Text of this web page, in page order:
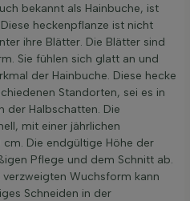
bekannt als Hainbuche, ist
heckenpflanze ist nicht
ihre Blätter. Die Blätter sind
Sie fühlen sich glatt an und
der Hainbuche. Diese hecke
Standorten, sei es in
der Halbschatten. Die
mit einer jährlichen
Die endgültige Höhe der
Pflege und dem Schnitt ab.
Wuchsform kann
Schneiden in der